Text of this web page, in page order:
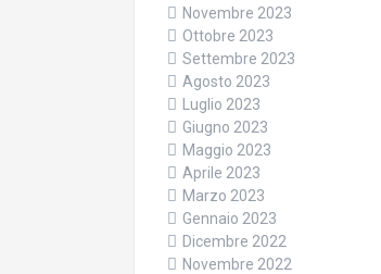
Novembre 2023
Ottobre 2023
Settembre 2023
Agosto 2023
Luglio 2023
Giugno 2023
Maggio 2023
Aprile 2023
Marzo 2023
Gennaio 2023
Dicembre 2022
Novembre 2022